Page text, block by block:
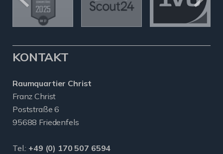
KONTAKT
Raumquartier Christ
Franz Christ
Poststraße 6
95688 Friedenfels
Tel.: +49 (0) 170 507 6594